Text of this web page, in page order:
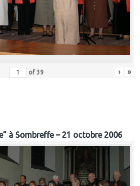
of 39 › »
à Sombreffe – 21 octobre 2006